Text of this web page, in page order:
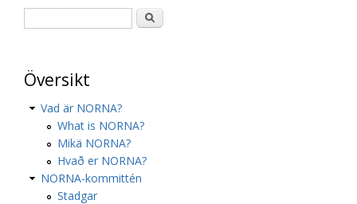
Översikt
Vad är NORNA?
What is NORNA?
Mikä NORNA?
Hvað er NORNA?
NORNA-kommittén
Stadgar